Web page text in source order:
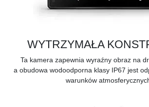
WYTRZYMAŁA
Ta kamera zapewnia wyraźny obraz na
a obudowa wodoodporna klasy IP67 jest
warunków